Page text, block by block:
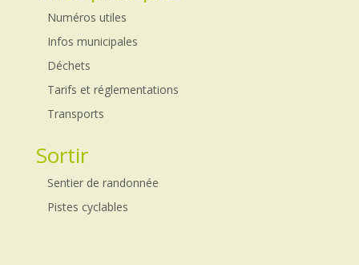
Numéros utiles
Infos municipales
Déchets
Tarifs et réglementations
Transports
Sortir
Sentier de randonnée
Pistes cyclables